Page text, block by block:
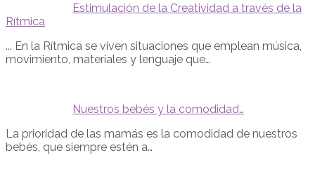
Estimulación de la Creatividad a través de la
Rítmica
... En la Rítmica se viven situaciones que emplean música,
movimiento, materiales y lenguaje que…
Nuestros bebés y la comodidad…
La prioridad de las mamás es la comodidad de nuestros
bebés, que siempre estén a…